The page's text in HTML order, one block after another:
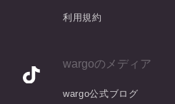
利用規約
wargoのメディア
wargo公式ブログ